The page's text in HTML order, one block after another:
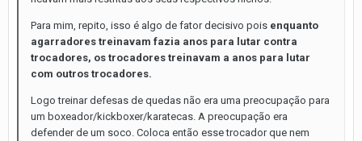
Para mim, repito, isso é algo de fator decisivo pois enquanto
agarradores treinavam fazia anos para lutar contra
trocadores, os trocadores treinavam a anos para lutar
com outros trocadores.
Logo treinar defesas de quedas não era uma preocupação para
um boxeador/kickboxer/karatecas. A preocupação era
defender de um soco. Coloca então esse trocador que nem